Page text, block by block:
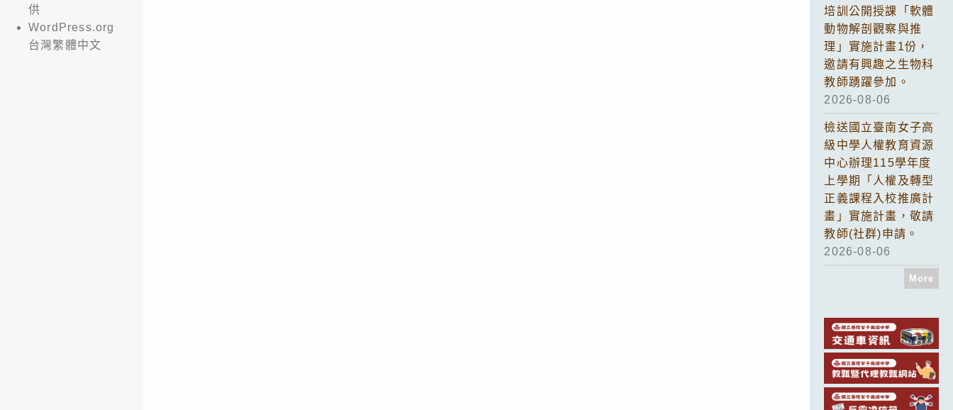
供
WordPress.org
台灣繁體中文
培訓公開授課「軟體
動物解剖觀察與推
理」實施計畫1份，
邀請有興趣之生物科
教師踴躍參加。
2026-08-06
檢送國立臺南女子高
級中學人權教育資源
中心辦理115學年度
上學期「人權及轉型
正義課程入校推廣計
畫」實施計畫，敬請
教師(社群)申請。
2026-08-06
More